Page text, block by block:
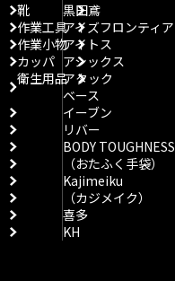
靴
作業工具
作業小物
カッパ
衛生用品
黒田鳶
アイズフロンティア
アイトス
アシックス
アタック
ベース
イーブン
リバー
BODY TOUGHNESS
（おたふく手袋）
Kajimeiku
（カジメイク）
喜多
KH